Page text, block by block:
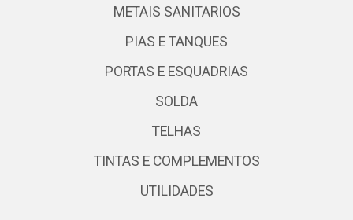
METAIS SANITARIOS
PIAS E TANQUES
PORTAS E ESQUADRIAS
SOLDA
TELHAS
TINTAS E COMPLEMENTOS
UTILIDADES